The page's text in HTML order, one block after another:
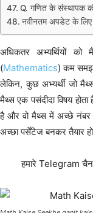
Q. गणित के संस्थापक
नवीनतम अपडेट के
अधिकतर अभ्यर्थियों को
(Mathematics) कम समझ
लेकिन, कुछ अभ्यर्थी जो
मैथ्स एक पसंदीदा विषय
है और वो मैथ्स में अच्छे नंबर
अच्छा पर्सेंटेज बनकर तैयार
हमारे Telegram